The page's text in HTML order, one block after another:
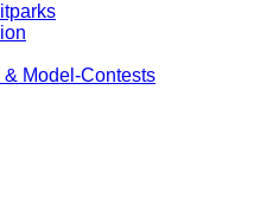
Model-Contests